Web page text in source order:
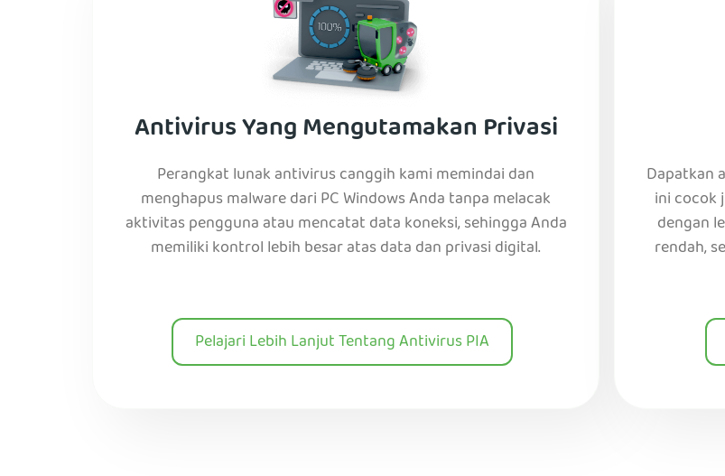
Antivirus Yang Mengutamakan Privasi
Perangkat lunak antivirus canggih kami memindai dan
menghapus malware dari PC Windows Anda tanpa melacak
aktivitas pengguna atau mencatat data koneksi, sehingga Anda
memiliki kontrol lebih besar atas data dan privasi digital.
Pelajari Lebih Lanjut Tentang Antivirus PIA
Dapatkan
ini cocok
dengan
rendah,